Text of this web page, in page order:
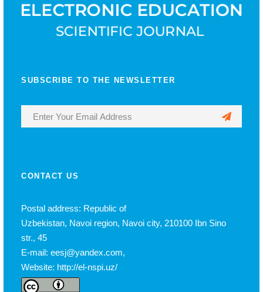
SUBSCRIBE TO THE NEWSLETTER
CONTACT US
Postal address: Republic of
Uzbekistan, Navoi region, Navoi city, 210100 Ibn Sino
str., 45
E-mail: eesj@yandex.com,
Website: http://el-nspi.uz/